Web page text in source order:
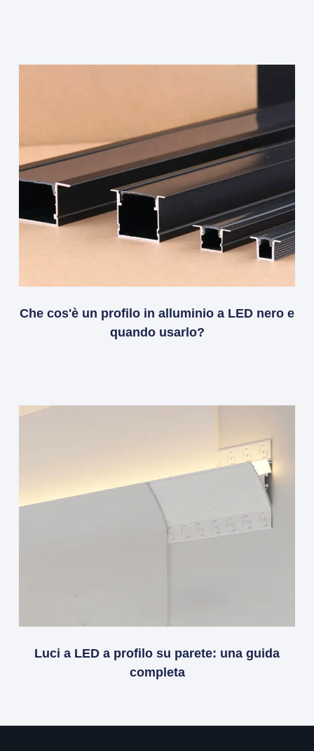
Che cos'è un profilo in alluminio a LED nero e
quando usarlo?
Luci a LED a profilo su parete: una guida
completa